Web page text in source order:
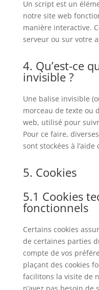
Un script est un
notre site web
manière interactive.
serveur ou sur votre
4. Qu’est-ce
invisible ?
Une balise invisible
morceau de texte ou
web, utilisé pour
Pour ce faire,
sont stockées à
5. Cookies
5.1 Cookies
fonctionnels
Certains cookies
de certaines parties
compte de vos
plaçant des cookies
facilitons la visite de